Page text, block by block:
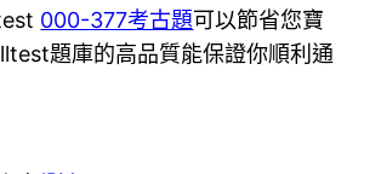
000-377考古題可以節省您寶
題庫的高品質能保證你順利通